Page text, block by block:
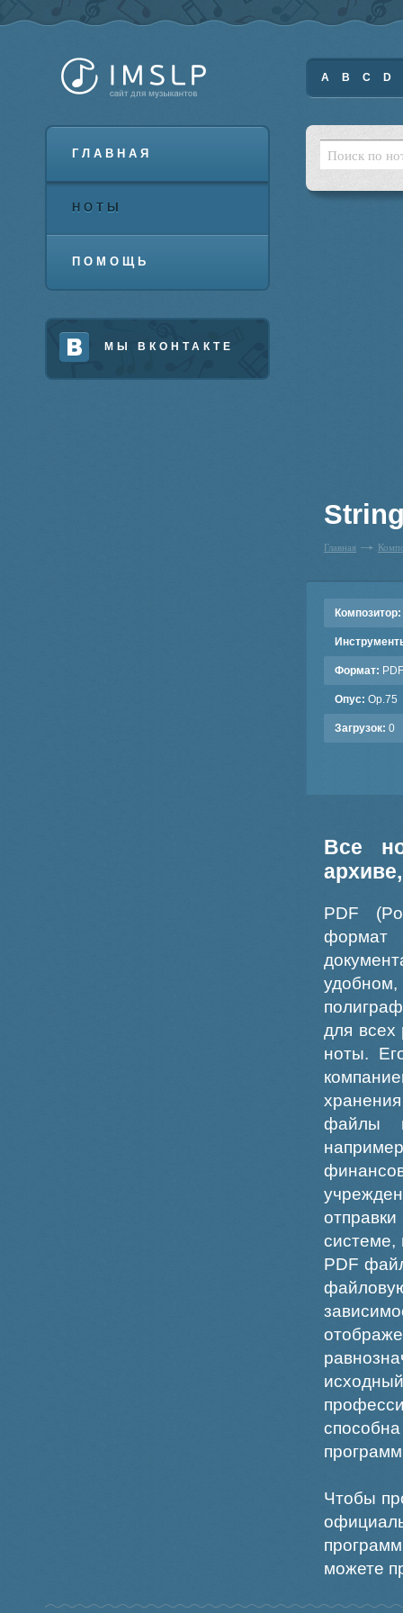
ГЛАВНАЯ
НОТЫ
ПОМОЩЬ
МЫ ВКОНТАКТЕ
A B C D
Главная
Композитор:
Формат: PDF
Опус: Op.75
Загрузок: 0
Все
PDF
формат
для всех
ноты.
файлы
системе,
PDF
Чтобы
можете